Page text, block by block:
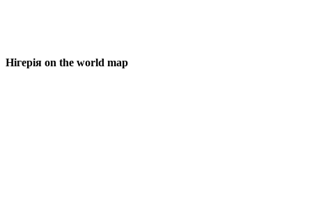
Нігерія on the world map